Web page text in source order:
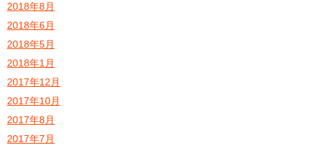
2018年8月
2018年6月
2018年5月
2018年1月
2017年12月
2017年10月
2017年8月
2017年7月